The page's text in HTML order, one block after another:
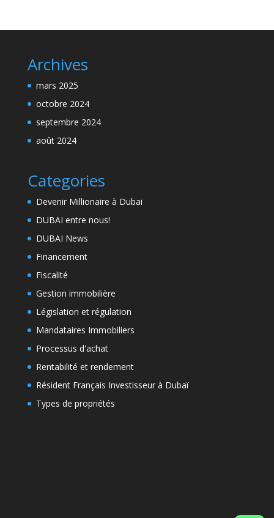
Archives
mars 2025
octobre 2024
septembre 2024
août 2024
Categories
Devenir Millionaire à Dubaï
DUBAI entre nous!
DUBAI News
Financement
Fiscalité
Gestion immobilière
Législation et régulation
Mandataires Immobiliers
Processus d'achat
Rentabilité et rendement
Résident Français Investisseur à Dubaï
Types de propriétés